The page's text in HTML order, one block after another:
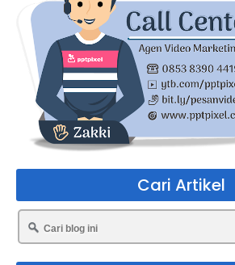
Cari Artikel